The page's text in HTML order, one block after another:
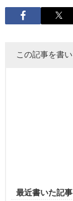
この記事を書い
最近書いた記事